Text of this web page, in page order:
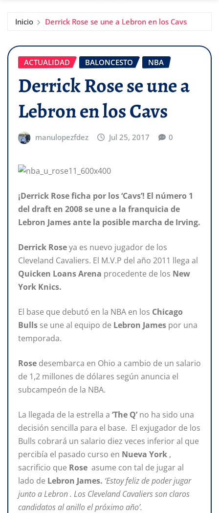
Inicio Derrick Rose se une a Lebron en los Cavs
ACTUALIDAD BALONCESTO NBA
Derrick Rose se une a
Lebron en los Cavs
manulopezfdez Jul 25, 2017 0
¡Derrick Rose ficha por los ‘Cavs’! El número 1
del draft en 2008 se une a la franquicia de
Lebron James ante la posible marcha de Irving.
Derrick Roseya es nuevo jugador de los
Cleveland Cavaliers. El M.V.P del año 2011 llega al
Quicken Loans Arena procedente de los New
York Knics.
El base que debutó en la NBA en los Chicago
Bulls se une al equipo de Lebron James por una
temporada.
Rose desembarca en Ohio a cambio de un salario
de 1,2 millones de dólares según anuncia el
subcampeón de la NBA.
La llegada de la estrella a ‘The Q’no ha sido una
decisión sencilla para el base. El exjugador de los
Bulls cobrará un salario diez veces inferior al que
percibía el pasado curso en Nueva York ,
sacrificio que Rose asume con tal de jugar al
lado de Lebron James. ‘Estoy feliz de poder jugar
junto a Lebron . Los Cleveland Cavaliers son claros
candidatos al anillo el próximo año’.